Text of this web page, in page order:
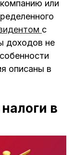
или
с
доходов не
описаны в
в